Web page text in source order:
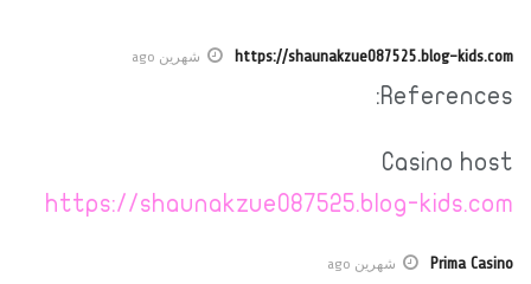
https://shaunakzue087525.blog-kids.com شهرين ago
References:
Casino host
https://shaunakzue087525.blog-kids.com
Prima Casino شهرين ago